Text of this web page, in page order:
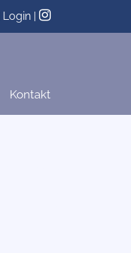
Login |
Kontakt